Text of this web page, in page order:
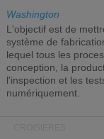
Washington
L'objectif est de
système de
lequel tous les
conception, la
l'inspection et les
numériquement.